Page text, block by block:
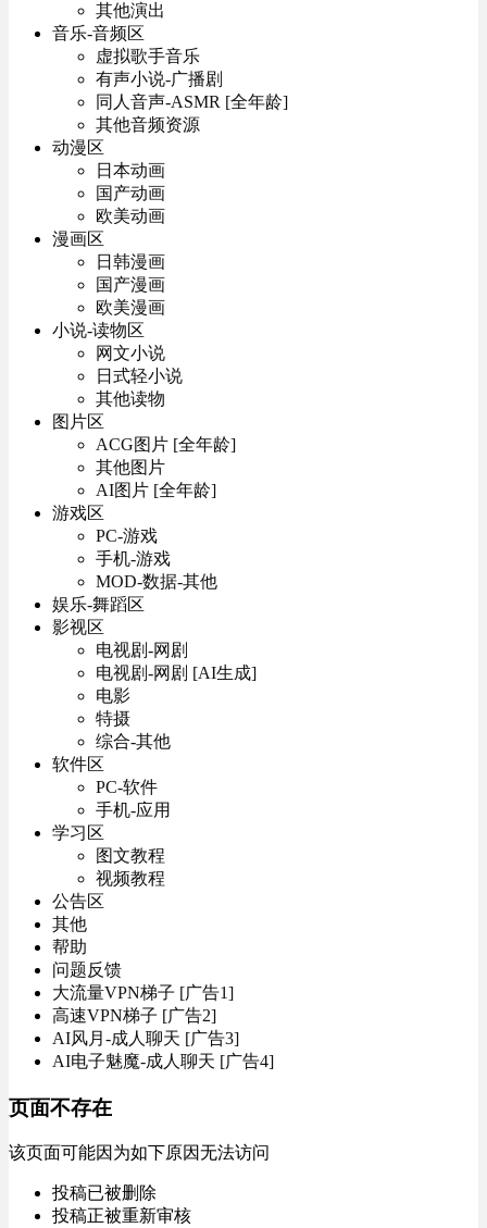
其他演出
音乐-音频区
虚拟歌手音乐
有声小说-广播剧
同人音声-ASMR [全年龄]
其他音频资源
动漫区
日本动画
国产动画
欧美动画
漫画区
日韩漫画
国产漫画
欧美漫画
小说-读物区
网文小说
日式轻小说
其他读物
图片区
ACG图片 [全年龄]
其他图片
AI图片 [全年龄]
游戏区
PC-游戏
手机-游戏
MOD-数据-其他
娱乐-舞蹈区
影视区
电视剧-网剧
电视剧-网剧 [AI生成]
电影
特摄
综合-其他
软件区
PC-软件
手机-应用
学习区
图文教程
视频教程
公告区
其他
帮助
问题反馈
大流量VPN梯子 [广告1]
高速VPN梯子 [广告2]
AI风月-成人聊天 [广告3]
AI电子魅魔-成人聊天 [广告4]
页面不存在
该页面可能因为如下原因无法访问
投稿已被删除
投稿正被重新审核